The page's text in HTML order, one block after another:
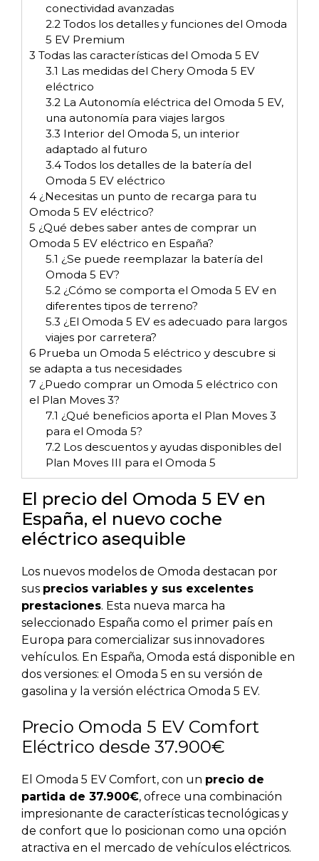
conectividad avanzadas
2.2Todos los detalles y funciones del Omoda
5 EV Premium
3 Todas las características del Omoda 5 EV
3.1 Las medidas del Chery Omoda 5 EV
eléctrico
3.2La Autonomía eléctrica del Omoda 5 EV,
una autonomía para viajes largos
3.3 Interior del Omoda 5, un interior
adaptado al futuro
3.4Todos los detalles de la batería del
Omoda 5 EV eléctrico
4 ¿Necesitas un punto de recarga para tu
Omoda 5 EV eléctrico?
5 ¿Qué debes saber antes de comprar un
Omoda 5 EV eléctrico en España?
5.1 ¿Se puede reemplazar la batería del
Omoda 5 EV?
5.2¿Cómo se comporta el Omoda 5 EV en
diferentes tipos de terreno?
5.3 ¿El Omoda 5 EV es adecuado para largos
viajes por carretera?
6 Prueba un Omoda 5 eléctrico y descubre si
se adapta a tus necesidades
7 ¿Puedo comprar un Omoda 5 eléctrico con
el Plan Moves 3?
7.1 ¿Qué beneficios aporta el Plan Moves 3
para el Omoda 5?
7.2Los descuentos y ayudas disponibles del
Plan Moves III para el Omoda 5
El precio del Omoda 5 EV en
España, el nuevo coche
eléctrico asequible
Los nuevos modelos de Omoda destacan por
sus precios variables y sus excelentes
prestaciones. Esta nueva marca ha
seleccionado España como el primer país en
Europa para comercializar sus innovadores
vehículos. En España, Omoda está disponible en
dos versiones: el Omoda 5 en su versión de
gasolina y la versión eléctrica Omoda 5 EV.
Precio Omoda 5 EV Comfort
Eléctrico desde 37.900€
El Omoda 5 EV Comfort, con un precio de
partida de 37.900€, ofrece una combinación
impresionante de características tecnológicas y
de confort que lo posicionan como una opción
atractiva en el mercado de vehículos eléctricos.